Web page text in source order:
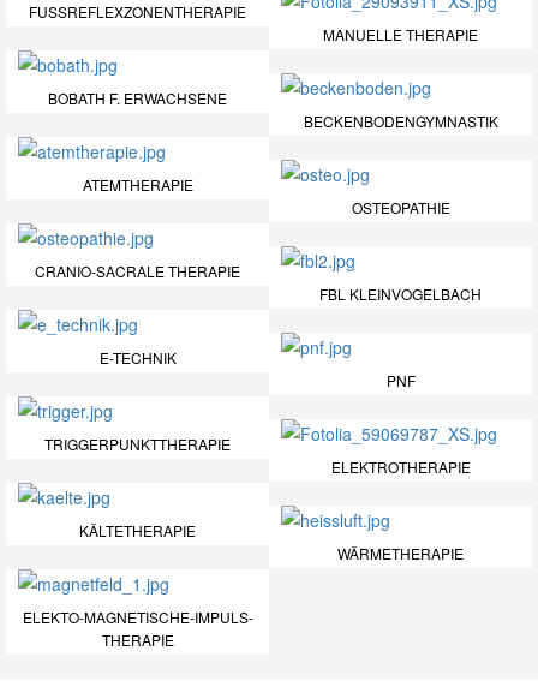
FUSSREFLEXZONENTHERAPIE
MANUELLE THERAPIE
BOBATH F. ERWACHSENE
BECKENBODENGYMNASTIK
ATEMTHERAPIE
OSTEOPATHIE
CRANIO-SACRALE THERAPIE
FBL KLEINVOGELBACH
E-TECHNIK
PNF
TRIGGERPUNKTTHERAPIE
ELEKTROTHERAPIE
KÄLTETHERAPIE
WÄRMETHERAPIE
ELEKTO-MAGNETISCHE-IMPULS-
THERAPIE